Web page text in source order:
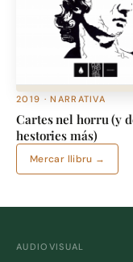
2019 · NARRATIVA
Cartes nel horru (y
hestories más)
Mercar llibru →
AUDIOVISUAL